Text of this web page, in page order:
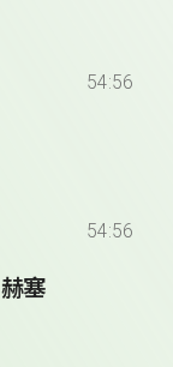
54:56
54:56
塞